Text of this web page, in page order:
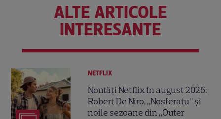
ALTE ARTICOLE
INTERESANTE
NETFLIX
Noutăți Netflix în august 2026:
Robert De Niro, „Nosferatu” și
noile sezoane din „Outer